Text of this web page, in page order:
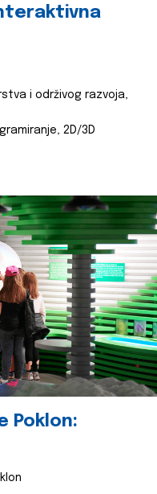
i održivog razvoja,
2D/3D
Poklon: